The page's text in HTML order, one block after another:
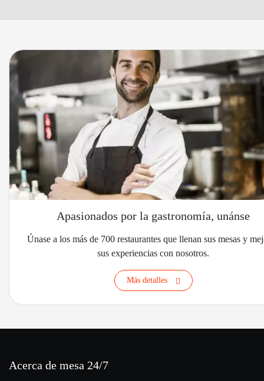
Apasionados por la gastronomía, unánse
Únase a los más de 700 restaurantes que llenan sus mesas y
sus experiencias con nosotros.
Más detalles
Acerca de mesa 24/7